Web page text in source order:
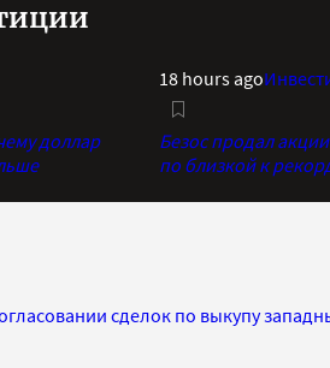
доллар
18 hours ago
Безос продал
по близкой к
сделок по выкупу